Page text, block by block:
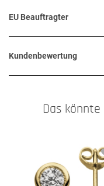
EU Beauftragter
Kundenbewertung
Das